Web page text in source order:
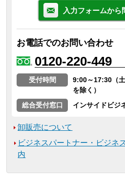
入力フォームから
お電話でのお問い合わせ
0120-220-449
受付時間
9:00～17:30（
を除く）
総合受付窓口
インサイドビジ
卸販売について
ビジネスパートナー・ビジネ
内